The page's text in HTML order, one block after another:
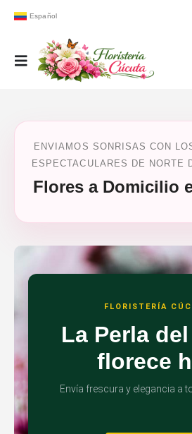
Español
ENVIAMOS SONRISAS CON
ESPECTACULARES DE NORTE
Flores a Domicilio
FLORISTERÍA
La Perla
florece
Envía frescura y elegancia a